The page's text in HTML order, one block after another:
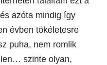
azóta mindig így
évben tökéletesre
puha, nem romlik
szinte olyan,